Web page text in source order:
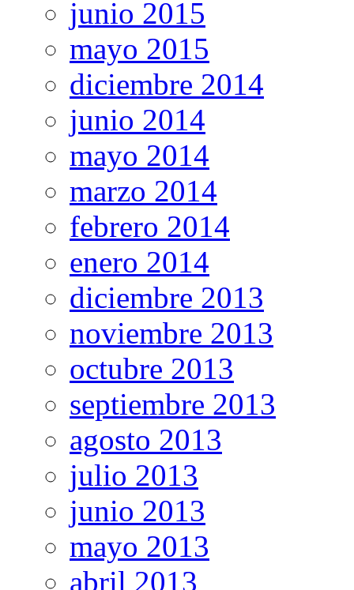
junio 2015
mayo 2015
diciembre 2014
junio 2014
mayo 2014
marzo 2014
febrero 2014
enero 2014
diciembre 2013
noviembre 2013
octubre 2013
septiembre 2013
agosto 2013
julio 2013
junio 2013
mayo 2013
abril 2013